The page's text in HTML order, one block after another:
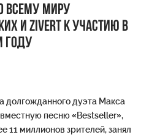
всему миру
и Zivert к участию в
году
долгожданного дуэта Макса
песню «Bestseller»,
11 миллионов зрителей, занял